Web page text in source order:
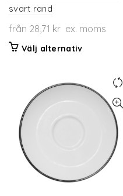
svart rand
från 28,71 kr ex. moms
Välj alternativDen
har
flera
varianter.
alternativen
väljas